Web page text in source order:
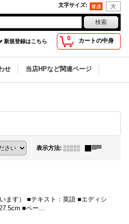
文字サイズ:
0 カートの中身
新規登録はこちら
せ 当店HPなど関連ページ
表示方法:
ます） ■テキスト：英語 ■エディシ
■ペー…